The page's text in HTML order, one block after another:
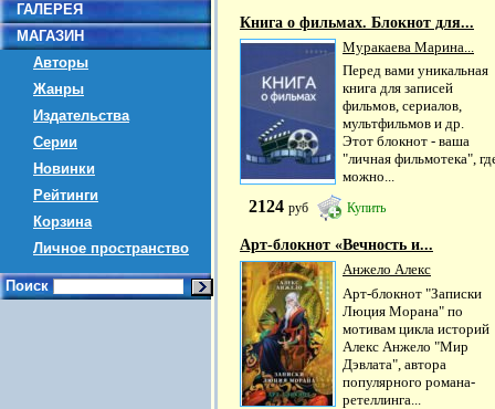
ГАЛЕРЕЯ
МАГАЗИН
Авторы
Жанры
Издательства
Серии
Новинки
Рейтинги
Корзина
Личное пространство
Поиск
Книга о фильмах. Блокнот для...
Муракаева Марина...
Перед вами уникальная
книга для записей
фильмов, сериалов,
мультфильмов и др.
Этот блокнот - ваша
"личная фильмотека",
можно...
2124 руб Купить
Арт-блокнот «Вечность и...
Анжело Алекс
Арт-блокнот "Записки
Люция Морана" по
мотивам цикла историй
Алекс Анжело "Мир
Дэвлата", автора
популярного романа-
ретеллинга...